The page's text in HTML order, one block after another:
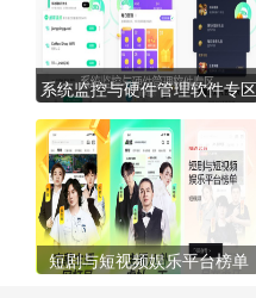
系统监控与硬件管理软件专区
短剧与短视频娱乐平台榜单